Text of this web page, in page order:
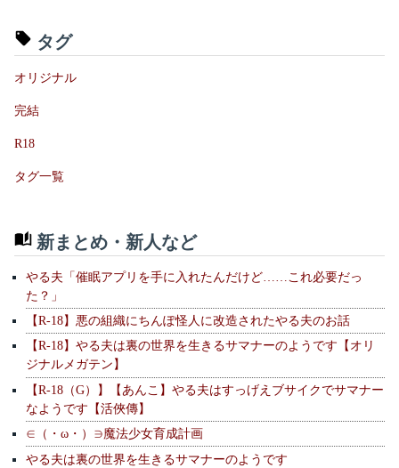
タグ
オリジナル
完結
R18
タグ一覧
新まとめ・新人など
やる夫「催眠アプリを手に入れたんだけど……これ必要だっ
た？」
【R-18】悪の組織にちんぽ怪人に改造されたやる夫のお話
【R-18】やる夫は裏の世界を生きるサマナーのようです【オリ
ジナルメガテン】
【R-18（G）】【あんこ】やる夫はすっげえブサイクでサマナー
なようです【活俠傳】
∈（・ω・）∋魔法少女育成計画
やる夫は裏の世界を生きるサマナーのようです